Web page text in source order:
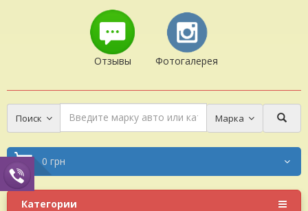
Отзывы Фотогалерея
Поиск Марка
0 грн
Категории